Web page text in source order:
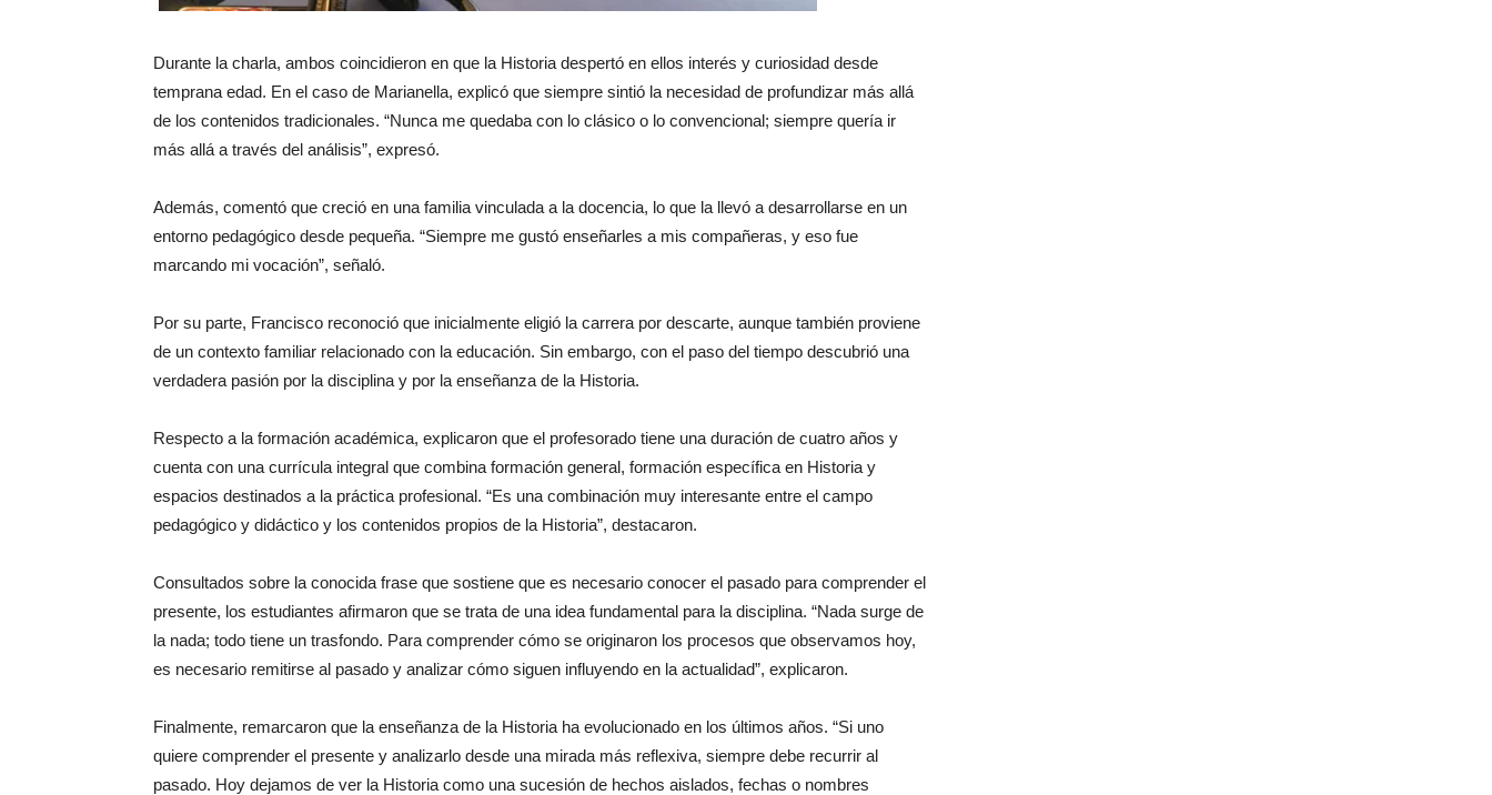
Durante la charla, ambos coincidieron en que la Historia despertó en ellos interés y curiosidad desde
temprana edad. En el caso de Marianella, explicó que siempre sintió la necesidad de profundizar más allá
de los contenidos tradicionales. “Nunca me quedaba con lo clásico o lo convencional; siempre quería ir
más allá a través del análisis”, expresó.
Además, comentó que creció en una familia vinculada a la docencia, lo que la llevó a desarrollarse en un
entorno pedagógico desde pequeña. “Siempre me gustó enseñarles a mis compañeras, y eso fue
marcando mi vocación”, señaló.
Por su parte, Francisco reconoció que inicialmente eligió la carrera por descarte, aunque también proviene
de un contexto familiar relacionado con la educación. Sin embargo, con el paso del tiempo descubrió una
verdadera pasión por la disciplina y por la enseñanza de la Historia.
Respecto a la formación académica, explicaron que el profesorado tiene una duración de cuatro años y
cuenta con una currícula integral que combina formación general, formación específica en Historia y
espacios destinados a la práctica profesional. “Es una combinación muy interesante entre el campo
pedagógico y didáctico y los contenidos propios de la Historia”, destacaron.
Consultados sobre la conocida frase que sostiene que es necesario conocer el pasado para comprender el
presente, los estudiantes afirmaron que se trata de una idea fundamental para la disciplina. “Nada surge de
la nada; todo tiene un trasfondo. Para comprender cómo se originaron los procesos que observamos hoy,
es necesario remitirse al pasado y analizar cómo siguen influyendo en la actualidad”, explicaron.
Finalmente, remarcaron que la enseñanza de la Historia ha evolucionado en los últimos años. “Si uno
quiere comprender el presente y analizarlo desde una mirada más reflexiva, siempre debe recurrir al
pasado. Hoy dejamos de ver la Historia como una sucesión de hechos aislados, fechas o nombres